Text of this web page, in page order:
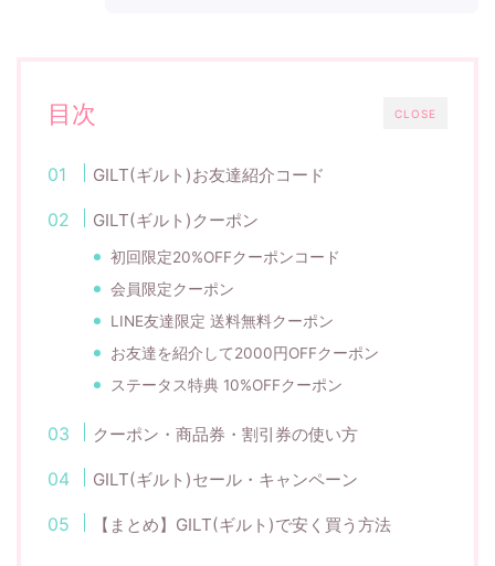
CLOSE
目次
GILT(ギルト)お友達紹介コード
GILT(ギルト)クーポン
初回限定20%OFFクーポンコード
会員限定クーポン
LINE友達限定 送料無料クーポン
お友達を紹介して2000円OFFクーポン
ステータス特典 10%OFFクーポン
クーポン・商品券・割引券の使い方
GILT(ギルト)セール・キャンペーン
【まとめ】GILT(ギルト)で安く買う方法